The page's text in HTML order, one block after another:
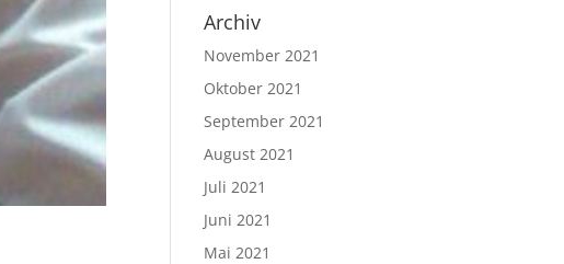
Archiv
November 2021
Oktober 2021
September 2021
August 2021
Juli 2021
Juni 2021
Mai 2021